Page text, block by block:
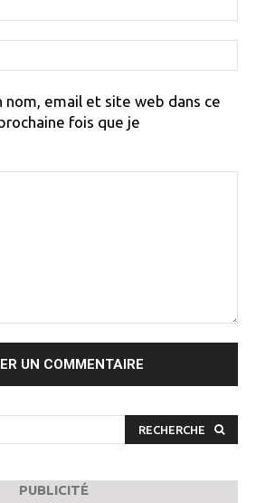
:
:
nom, email et site web dans ce
fois que je
RECHERCHE
PUBLICITÉ